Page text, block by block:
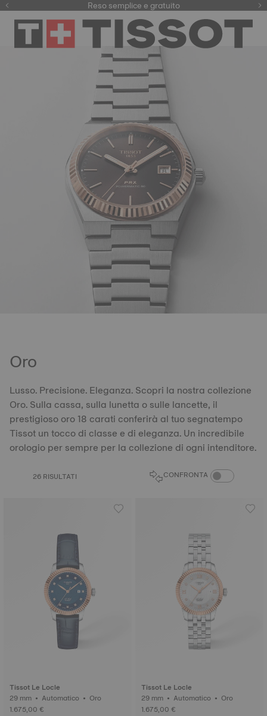
Reso semplice e gratuito
Oro
Lusso. Precisione. Eleganza. Scopri la nostra collezione
Oro. Sulla cassa, sulla lunetta o sulle lancette, il
prestigioso oro 18 carati conferirà al tuo segnatempo
Tissot un tocco di classe e di eleganza. Un incredibile
orologio per sempre per la collezione di ogni intenditore.
26 RISULTATI CONFRONTA CONFRONTA
Tissot Le Locle
29 mm • Automatico • Oro
1.675,00 €
Tissot Le Locle
29 mm • Automatico • Oro
1.675,00 €